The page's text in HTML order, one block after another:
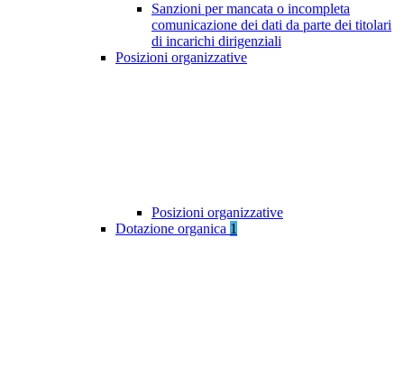
Sanzioni per mancata o incompleta
comunicazione dei dati da parte dei titolari
di incarichi dirigenziali
Posizioni organizzative
Posizioni organizzative
Dotazione organica 1